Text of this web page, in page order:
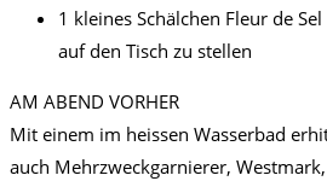
1 kleines Schälchen Fleur de
auf den Tisch zu stellen
AM ABEND VORHER
Mit einem im heissen Wasserbad
auch Mehrzweckgarnierer,